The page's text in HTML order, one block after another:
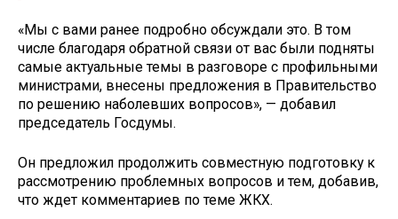
«Мы с вами ранее подробно обсуждали это. В том
числе благодаря обратной связи от вас были подняты
самые актуальные темы в разговоре с профильными
министрами, внесены предложения в Правительство
по решению наболевших вопросов», — добавил
председатель Госдумы.
Он предложил продолжить совместную подготовку к
рассмотрению проблемных вопросов и тем, добавив,
что ждет комментариев по теме ЖКХ.